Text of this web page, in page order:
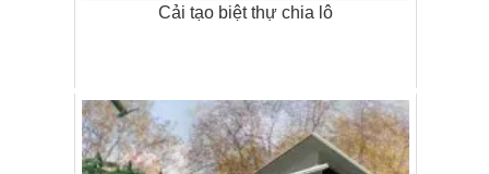
Cải tạo biệt thự chia lô